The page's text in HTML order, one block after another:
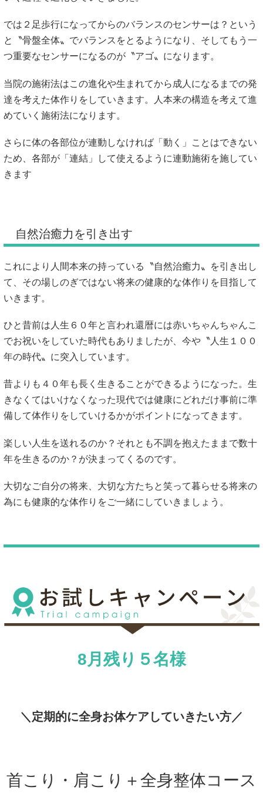
では２足歩行になってからのバランスのセンサーは？という
と〝骨盤全体〟でバランスをとるようになり、そしてもう一
つ重要なセンサーになるのが〝アゴ〟になります。
当院の施術法はこの進化や生まれてから成人になるまでの発
達を考えた体作りをしていきます。人本来の構造を考えて進
めていく施術法になります。
さらに体の各部位が連動しなければ「動く」ことはできない
ため、各部が「連結」して使えるように連動施術を施してい
きます
自然治癒力を引き出す
これにより人間本来の持っている〝自然治癒力〟を引き出し
て、その場しのぎではない将来の健康的な体作りを目指して
いきます。
ひと昔前は人生６０年と言われ還暦には赤いちゃんちゃんこ
でお祝いをしていた時代もありましたが、今や〝人生１００
年の時代〟に突入しています。
昔よりも４０年も長く生きることができるようになった。生
きなくてはいけなくなった現代では健康にどれだけ事前に準
備して体作りをしていけるかがポイントになってきます。
楽しい人生を送れるのか？それとも不調を抱えたままで数十
年を生きるのか？が決まってくるのです。
大切なご自分の将来、大切な方たちと笑って暮らせる将来の
為にも健康的な体作りをご一緒にしていきましょう。
8月残り５名様
＼定期的に全身お体ケアしていきたい方／
首こり・肩こり＋全身整体コース